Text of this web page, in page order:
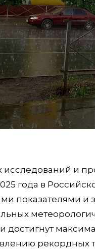
и
года в
показателями и
рекордных